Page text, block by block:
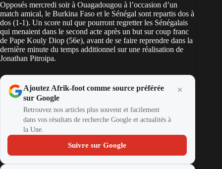
Opposés mercredi soir à Ouagadougou à l’occasion d’un
match amical, le Burkina Faso et le Sénégal sont repartis dos à
dos (1-1). Un score nul que pourront regretter les Sénégalais
qui menaient dans le second acte après un but sur coup franc
de Pape Kouly Diop (56e), avant de se faire reprendre dans la
dernière minute du temps additionnel sur une réalisation de
Jonathan Pitroipa.
Ajoutez Afrik-foot comme source préférée
sur Google
Retrouvez nos articles plus souvent et facilement
dans vos résultats de recherche Google et actualités à
la Une.
Suivre sur Google